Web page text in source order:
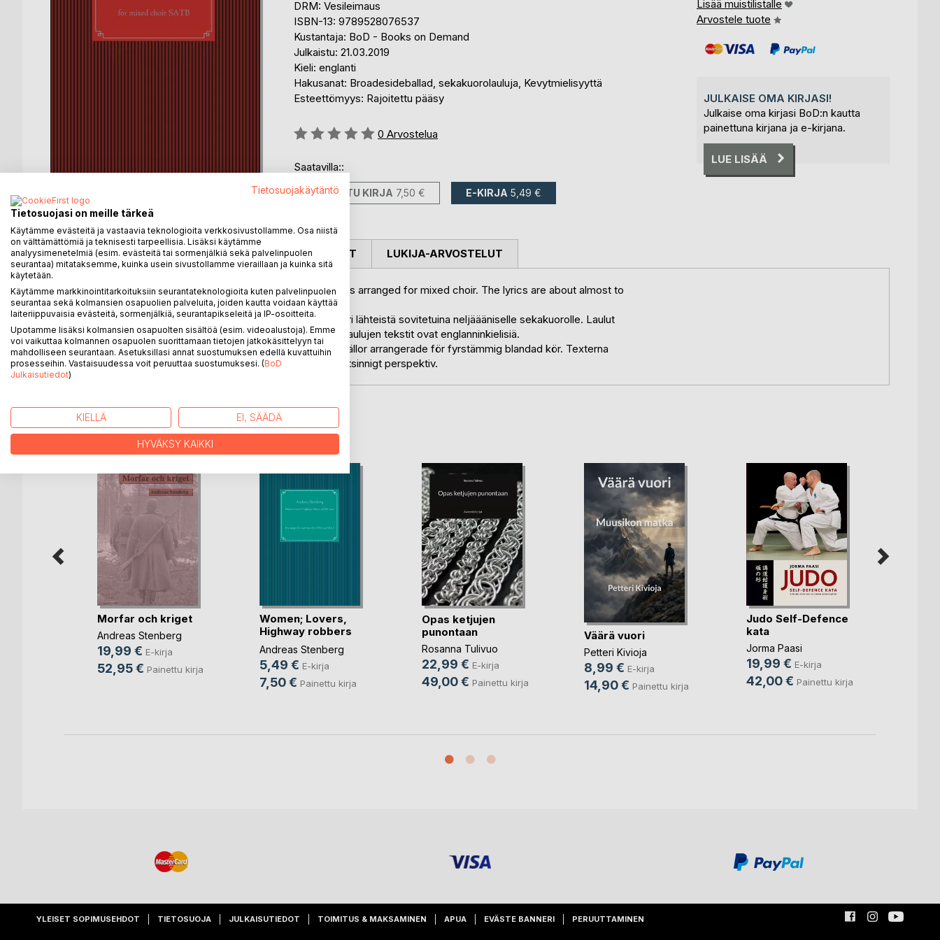
DRM: Vesileimaus
ISBN-13: 9789528076537
Kustantaja: BoD - Books on Demand
Julkaistu: 21.03.2019
Kieli: englanti
Hakusanat: Broadesideballad, sekakuorolauluja, Kevytmielisyyttä
Esteettömyys: Rajoitettu pääsy
Arvostelu::
0 Arvostelua
Saatavilla::
PAINETTU KIRJA 7,50 € E-KIRJA 5,49 €
Lisää muistilistalle
Arvostele tuote
JULKAISE OMA KIRJASI!
Julkaise oma kirjasi BoD:n kautta
painettuna kirjana ja e-kirjana.
LUE LISÄÄ
KUVAUS
Five Broadside Ballads from 1700 - 1800th century sources arranged for mixed choir. The lyrics are about almost to
easy-minded love and loving. The lyrics are in english.
Viisi Broadside Ballad/ Arkkiveisu laulua 1600-1700 luvun eri lähteistä sovitetuina neljäääniselle sekakuorolle. Laulut
käsittelevät rakkautta välillä ehkä liiankin kevytmielisesti. Laulujen tekstit ovat englanninkielisiä.
Fem Shillingtrycks visor ur olika engelska 1600-1700 tals källor arrangerade för fyrstämmig blandad kör. Texterna
(som är på engelska) behandlar kärlek ur ett nästan väl lättsinnigt perspektiv.
KIRJAILIJA LEHDISTÖARVOSTELUT LUKIJA-ARVOSTELUT
LISÄÄ KIRJOJA BoD:LLA
Morfar och kriget
Andreas Stenberg
19,99 € E-kirja
52,95 € Painettu kirja
Women; Lovers,
Highway robbers
and(...)
Andreas Stenberg
5,49 € E-kirja
7,50 € Painettu kirja
Opas ketjujen
punontaan
Rosanna Tulivuo
22,99 € E-kirja
49,00 € Painettu kirja
Väärä vuori
Petteri Kivioja
8,99 € E-kirja
14,90 € Painettu kirja
Judo Self-Defence
kata
Jorma Paasi
19,99 € E-kirja
42,00 € Painettu kirja
YLEISET SOPIMUSEHDOT TIETOSUOJA JULKAISUTIEDOT TOIMITUS & MAKSAMINEN APUA EVÄSTE BANNERI PERUUTTAMINEN
Tietosuojakäytäntö
Tietosuojasi on meille tärkeä
Käytämme evästeitä ja vastaavia teknologioita verkkosivustollamme. Osa niistä
on välttämättömiä ja teknisesti tarpeellisia. Lisäksi käytämme
analyysimenetelmiä (esim. evästeitä tai sormenjälkiä sekä palvelinpuolen
seurantaa) mitataksemme, kuinka usein sivustollamme vieraillaan ja kuinka sitä
käytetään.
Käytämme markkinointitarkoituksiin seurantateknologioita kuten palvelinpuolen
seurantaa sekä kolmansien osapuolien palveluita, joiden kautta voidaan käyttää
laiteriippuvaisia evästeitä, sormenjälkiä, seurantapikseleitä ja IP-osoitteita.
Upotamme lisäksi kolmansien osapuolten sisältöä (esim. videoalustoja). Emme
voi vaikuttaa kolmannen osapuolen suorittamaan tietojen jatkokäsittelyyn tai
mahdolliseen seurantaan. Asetuksillasi annat suostumuksen edellä kuvattuihin
prosesseihin. Vastaisuudessa voit peruuttaa suostumuksesi. (BoD
Julkaisutiedot)
KIELLÄ EI, SÄÄDÄ
HYVÄKSY KAIKKI